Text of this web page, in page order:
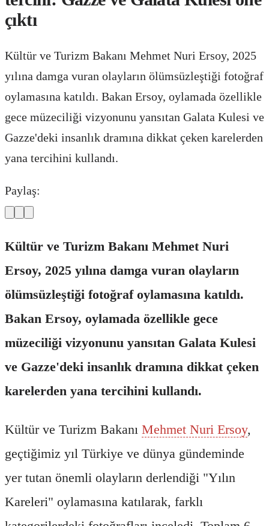
çıktı
Kültür ve Turizm Bakanı Mehmet Nuri Ersoy, 2025
yılına damga vuran olayların ölümsüzleştiği fotoğraf
oylamasına katıldı. Bakan Ersoy, oylamada özellikle
gece müzeciliği vizyonunu yansıtan Galata Kulesi ve
Gazze'deki insanlık dramına dikkat çeken karelerden
yana tercihini kullandı.
Paylaş:
Kültür ve Turizm Bakanı Mehmet Nuri
Ersoy, 2025 yılına damga vuran olayların
ölümsüzleştiği fotoğraf oylamasına katıldı.
Bakan Ersoy, oylamada özellikle gece
müzeciliği vizyonunu yansıtan Galata Kulesi
ve Gazze'deki insanlık dramına dikkat çeken
karelerden yana tercihini kullandı.
Kültür ve Turizm Bakanı Mehmet Nuri Ersoy,
geçtiğimiz yıl Türkiye ve dünya gündeminde
yer tutan önemli olayların derlendiği "Yılın
Kareleri" oylamasına katılarak, farklı